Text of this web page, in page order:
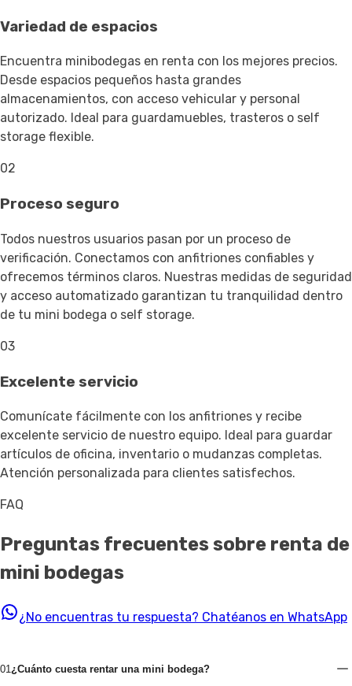
Variedad de espacios
Encuentra minibodegas en renta con los mejores precios.
Desde espacios pequeños hasta grandes
almacenamientos, con acceso vehicular y personal
autorizado. Ideal para guardamuebles, trasteros o self
storage flexible.
02
Proceso seguro
Todos nuestros usuarios pasan por un proceso de
verificación. Conectamos con anfitriones confiables y
ofrecemos términos claros. Nuestras medidas de seguridad
y acceso automatizado garantizan tu tranquilidad dentro
de tu mini bodega o self storage.
03
Excelente servicio
Comunícate fácilmente con los anfitriones y recibe
excelente servicio de nuestro equipo. Ideal para guardar
artículos de oficina, inventario o mudanzas completas.
Atención personalizada para clientes satisfechos.
FAQ
Preguntas frecuentes sobre renta de
mini bodegas
¿No encuentras tu respuesta? Chatéanos en WhatsApp
01 ¿Cuánto cuesta rentar una mini bodega?